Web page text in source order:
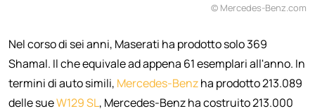
© Mercedes-Benz.com
Nel corso di sei anni, Maserati ha prodotto solo 369
Shamal. Il che equivale ad appena 61 esemplari all'anno. In
termini di auto simili, Mercedes-Benzha prodotto 213.089
delle sueW129 SL, Mercedes-Benz ha costruito 213.000